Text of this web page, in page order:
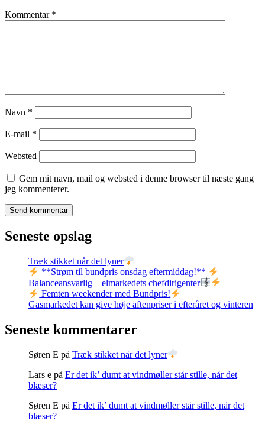
Kommentar *
Navn *
E-mail *
Websted
Gem mit navn, mail og websted i denne browser til næste gang
jeg kommenterer.
Seneste opslag
Træk stikket når det lyner
**Strøm til bundpris onsdag eftermiddag!**
Balanceansvarlig – elmarkedets chefdirigenter
Femten weekender med Bundpris!
Gasmarkedet kan give høje aftenpriser i efteråret og vinteren
Seneste kommentarer
Søren E på Træk stikket når det lyner
Lars e på Er det ik’ dumt at vindmøller står stille, når det
blæser?
Søren E på Er det ik’ dumt at vindmøller står stille, når det
blæser?